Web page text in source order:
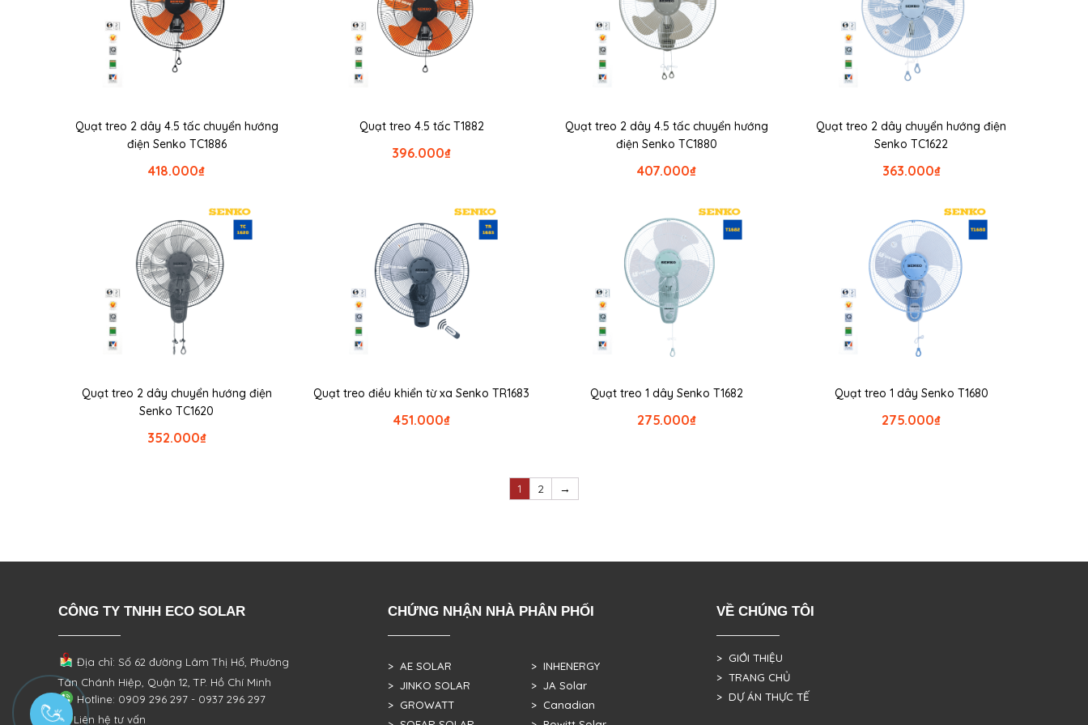
Quạt treo 2 dây 4.5 tấc chuyển hướng
điện Senko TC1886
₫
418.000
Quạt treo 4.5 tấc T1882
₫
396.000
Quạt treo 2 dây 4.5 tấc chuyển hướng
điện Senko TC1880
₫
407.000
Quạt treo 2 dây chuyển hướng điện
Senko TC1622
₫
363.000
Quạt treo 2 dây chuyển hướng điện
Senko TC1620
₫
352.000
Quạt treo điều khiển từ xa Senko TR1683
₫
451.000
Quạt treo 1 dây Senko T1682
₫
275.000
Quạt treo 1 dây Senko T1680
₫
275.000
1 2 →
CÔNG TY TNHH ECO SOLAR
Địa chỉ: Số 62 đường Lâm Thị Hố, Phường
Tân Chánh Hiệp, Quận 12, TP. Hồ Chí Minh
Hotline: 0909 296 297 - 0937 296 297
Liên hệ tư vấn
CHỨNG NHẬN NHÀ PHÂN PHỐI
> AE SOLAR
> JINKO SOLAR
> GROWATT
> INHENERGY
> JA Solar
> Canadian
VỀ CHÚNG TÔI
> GIỚI THIỆU
> TRANG CHỦ
> DỰ ÁN THỰC TẾ